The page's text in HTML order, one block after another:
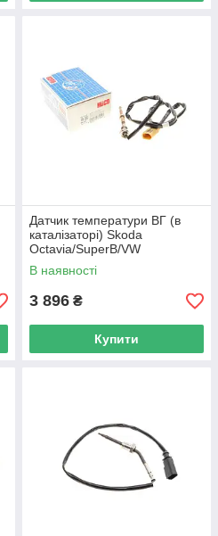
Датчик температури ВГ (в
каталізаторі) Skoda
Octavia/SuperB/VW
Golf/Tiguan 1.6D/2.0D 03-
(HÜCO) 137002 UA62
В наявності
3 896 ₴
Купити